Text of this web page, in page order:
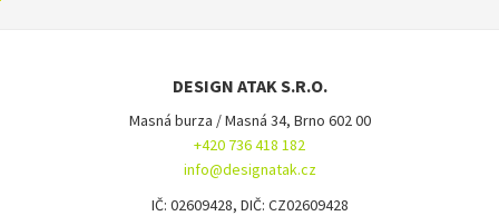
DESIGN ATAK S.R.O.
Masná burza / Masná 34, Brno 602 00
+420 736 418 182
info@designatak.cz
IČ: 02609428, DIČ: CZ02609428